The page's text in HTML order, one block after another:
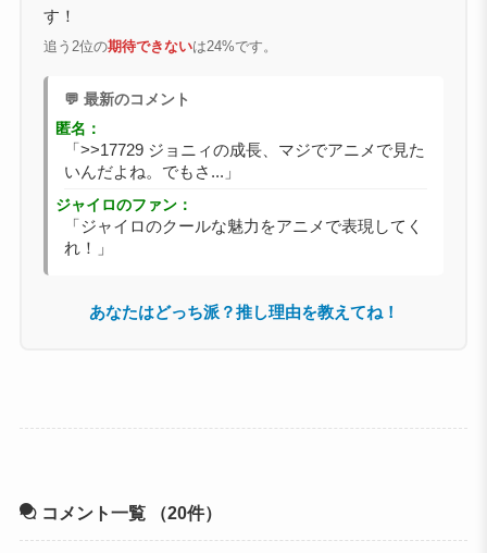
す！
追う2位の期待できないは24%です。
💬 最新のコメント
匿名：
「>>17729 ジョニィの成長、マジでアニメで見た
いんだよね。でもさ...」
ジャイロのファン：
「ジャイロのクールな魅力をアニメで表現してく
れ！」
あなたはどっち派？推し理由を教えてね！
コメント一覧 （20件）